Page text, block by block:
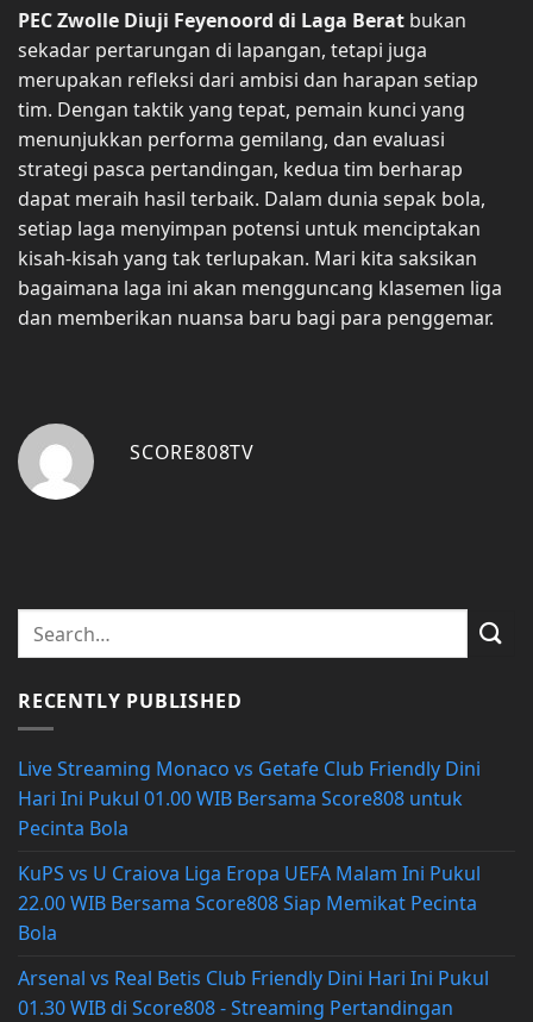
PEC Zwolle Diuji Feyenoord di Laga Berat bukan
sekadar pertarungan di lapangan, tetapi juga
merupakan refleksi dari ambisi dan harapan setiap
tim. Dengan taktik yang tepat, pemain kunci yang
menunjukkan performa gemilang, dan evaluasi
strategi pasca pertandingan, kedua tim berharap
dapat meraih hasil terbaik. Dalam dunia sepak bola,
setiap laga menyimpan potensi untuk menciptakan
kisah-kisah yang tak terlupakan. Mari kita saksikan
bagaimana laga ini akan mengguncang klasemen liga
dan memberikan nuansa baru bagi para penggemar.
SCORE808TV
RECENTLY PUBLISHED
Live Streaming Monaco vs Getafe Club Friendly Dini
Hari Ini Pukul 01.00 WIB Bersama Score808 untuk
Pecinta Bola
KuPS vs U Craiova Liga Eropa UEFA Malam Ini Pukul
22.00 WIB Bersama Score808 Siap Memikat Pecinta
Bola
Arsenal vs Real Betis Club Friendly Dini Hari Ini Pukul
01.30 WIB di Score808 - Streaming Pertandingan